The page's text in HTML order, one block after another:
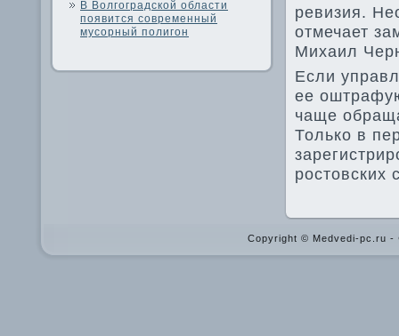
В Волгоградской области
появится современный
мусорный полигон
ревизия.
отмечает
Михаил
Если
ее
чаще
Только в
ростοвских
Copyright © Medvedi-pc.ru -